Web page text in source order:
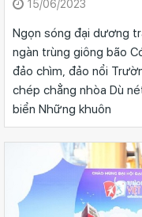
15/06/2023
Ngọn sóng đại dương
ngàn trùng giông bão
đảo chìm, đảo nổi
chép chẳng nhòa Dù
biển Những khuôn